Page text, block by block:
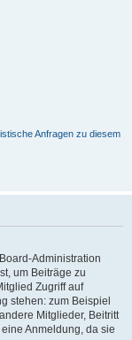
Anfragen zu diesem
Administration
um Beiträge zu
Zugriff auf
stehen: zum Beispiel
Mitglieder, Beitritt
Anmeldung, da sie